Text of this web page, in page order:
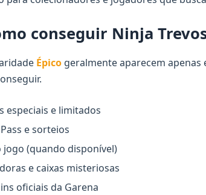
conseguir Ninja
Épico geralmente aparecem apenas
especiais e limitados
e sorteios
jogo (quando disponível)
e caixas misteriosas
oficiais da Garena